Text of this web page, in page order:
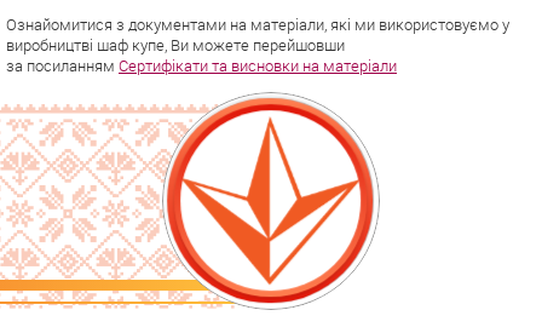
Ознайомитися з документами на матеріали, які ми використовуємо у
виробництві шаф купе, Ви можете перейшовши
за посиланням Сертифікати та висновки на матеріали